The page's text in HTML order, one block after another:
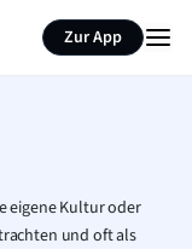
Zur App
eigene Kultur oder
und oft als